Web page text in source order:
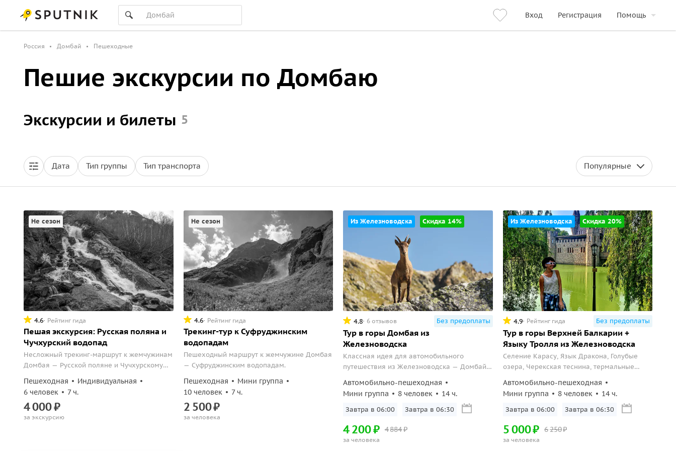
Вход Регистрация Помощь
Россия Домбай Пешеходные
Пешие экскурсии по Домбаю
Экскурсии и билеты 5
Дата Тип группы Тип транспорта Популярные
Не сезон
4.6 Рейтинг гида
Пешая экскурсия: Русская поляна и
Чучхурский водопад
Несложный трекинг-маршрут к жемчужинам
Домбая — Русской поляне и Чучхурскому
Пешеходная
Индивидуальная
6 человек
7 ч.
4000₽
за экскурсию
Не сезон
4.6 Рейтинг гида
Трекинг-тур к Суфруджинским
водопадам
Пешеходный маршрут к жемчужине Домбая
— Суфруджинским водопадам.
Пешеходная
Мини группа
10 человек
7 ч.
2 500₽
за человека
Из Железноводска Скидка 14%
4.8 6 отзывов Без предоплаты
Тур в горы Домбая из
Железноводска
Классная идея для автомобильного
путешествия из Железноводска — Домбай.
гор и ярких панорам, который приведет вас
к знаменитому курорту.
Автомобильно-пешеходная
Мини группа
8 человек 14 ч.
Завтра в 06:00 Завтра в 06:30
4884₽
4200₽
за человека
Из Железноводска Скидка 20%
4.9 Рейтинг гида Без предоплаты
Тур в горы Верхней Балкарии +
Языку Тролля из Железноводска
Селение Карасу, Язык Дракона, Голубые
озера, Черекская теснина, термальные
Эркен за один день из Железноводска!
Автомобильно-пешеходная
Мини группа
8 человек 14 ч.
Завтра в 06:00 Завтра в 06:30
6250₽
5000₽
за человека